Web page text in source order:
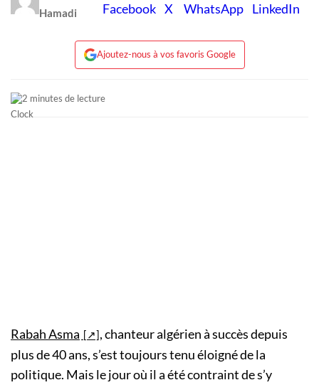
Hamadi
Ajoutez-nous à vos favoris Google
2 minutes de lecture
Rabah Asma
, chanteur algérien à succès depuis
plus de 40 ans, s’est toujours tenu éloigné de la
politique. Mais le jour où il a été contraint de s’y